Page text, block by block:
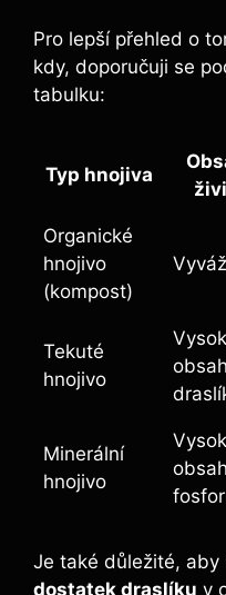
Pro lepší přehled o
kdy, doporučuji se
tabulku:
Typ hnojiva
Organické
hnojivo
(kompost)
Tekuté
hnojivo
obsah
Minerální
hnojivo
obsah
Je také důležité,⁤ aby
dostatek draslíku v